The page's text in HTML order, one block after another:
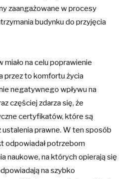
zaangażowane w procesy
budynku do przyjęcia
na celu poprawienie
przez to komfortu życia
negatywnego wpływu na
częściej zdarza się, że
certyfikatów, które są
prawne. W ten sposób
odpowiadał potrzebom
naukowe, na których opierają się
na szybko